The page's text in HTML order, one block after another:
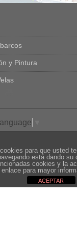
y Pintura
© 2020
P. de Privacidad
de Cookies
para que usted
está dando su
cookies y la
para mayor
ACEPTAR